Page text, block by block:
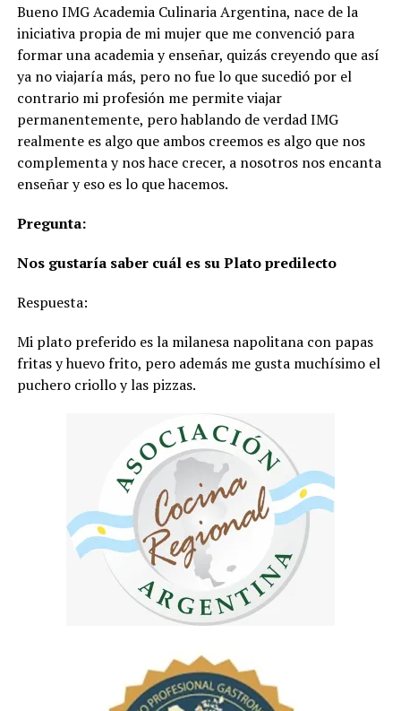
Bueno IMG Academia Culinaria Argentina, nace de la
iniciativa propia de mi mujer que me convenció para
formar una academia y enseñar, quizás creyendo que así
ya no viajaría más, pero no fue lo que sucedió por el
contrario mi profesión me permite viajar
permanentemente, pero hablando de verdad IMG
realmente es algo que ambos creemos es algo que nos
complementa y nos hace crecer, a nosotros nos encanta
enseñar y eso es lo que hacemos.
Pregunta:
Nos gustaría saber cuál es su Plato predilecto
Respuesta:
Mi plato preferido es la milanesa napolitana con papas
fritas y huevo frito, pero además me gusta muchísimo el
puchero criollo y las pizzas.